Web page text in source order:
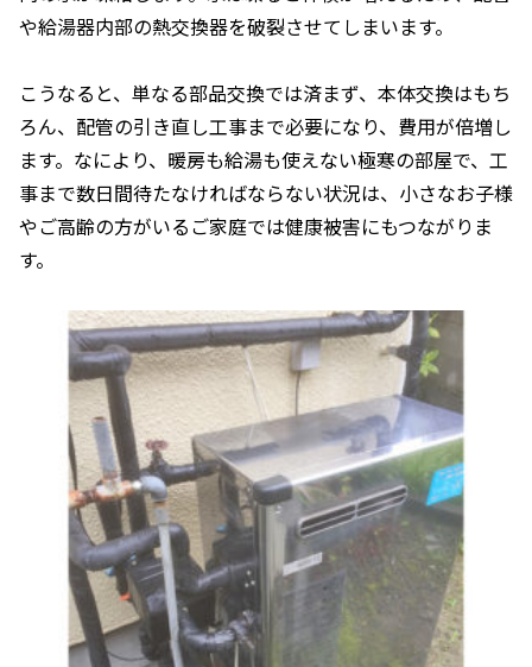
や給湯器内部の熱交換器を破裂させてしまいます。
こうなると、単なる部品交換では済まず、本体交換はもち
ろん、配管の引き直し工事まで必要になり、費用が倍増し
ます。なにより、暖房も給湯も使えない極寒の部屋で、工
事まで数日間待たなければならない状況は、小さなお子様
やご高齢の方がいるご家庭では健康被害にもつながりま
す。